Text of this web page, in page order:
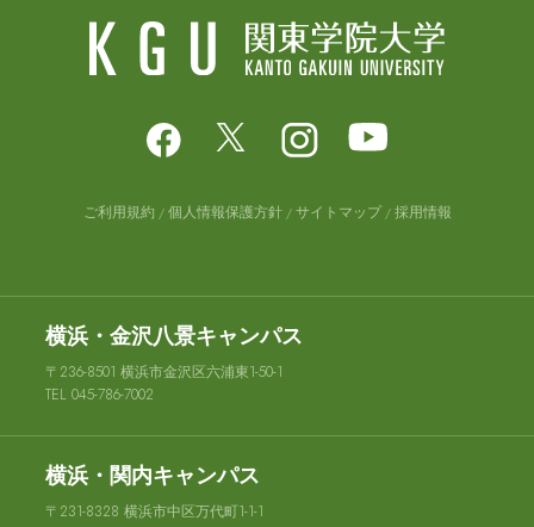
ご利用規約 個人情報保護方針 サイトマップ 採用情報
横浜・金沢八景キャンパス
〒236-8501 横浜市金沢区六浦東1-50-1
TEL 045-786-7002
横浜・関内キャンパス
〒231-8328 横浜市中区万代町1-1-1